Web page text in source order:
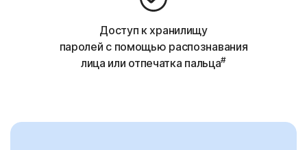
Доступ к хранилищу
паролей с помощью распознавания
лица или отпечатка пальца#